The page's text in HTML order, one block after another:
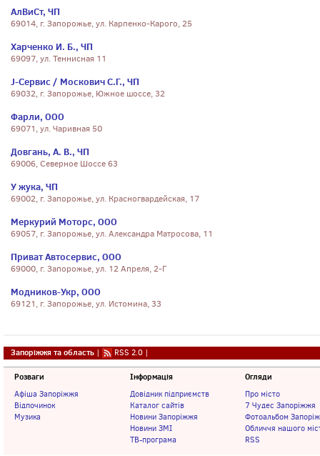
АлВиСт, ЧП
69014, г. Запорожье, ул. Карпенко-Карого, 25
Харченко И. Б., ЧП
69097, ул. Теннисная 11
J-Сервис / Москович С.Г., ЧП
69032, г. Запорожье, Южное шоссе, 32
Фарли, ООО
69071, ул. Чаривная 50
Довгань, А. В., ЧП
69006, Северное Шоссе 63
У жука, ЧП
69002, г. Запорожье, ул. Красногвардейская, 17
Меркурий Моторс, ООО
69057, г. Запорожье, ул. Александра Матросова, 11
Приват Автосервис, ООО
69000, г. Запорожье, ул. 12 Апреля, 2-Г
Модников-Укр, ООО
69121, г. Запорожье, ул. Истомина, 33
Запоріжжя та область | RSS 2.0 |
Розваги
Афіша Запоріжжя
Відпочинок
Музика
Інформація
Довідник підприємств
Каталог сайтів
Новини Запоріжжя
Новини ЗМІ
ТВ-програма
Огляди
Про місто
7 Чудес Запоріжжя
Фотоальбом
Обличчя нашого
RSS